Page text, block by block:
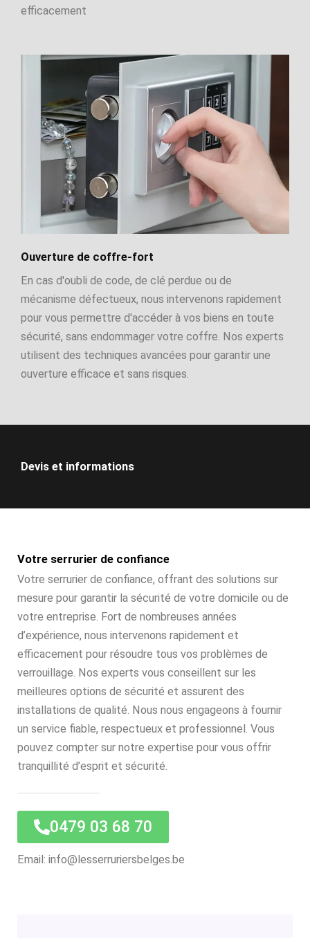
efficacement
Ouverture de coffre-fort
En cas d'oubli de code, de clé perdue ou de
mécanisme défectueux, nous intervenons rapidement
pour vous permettre d'accéder à vos biens en toute
sécurité, sans endommager votre coffre. Nos experts
utilisent des techniques avancées pour garantir une
ouverture efficace et sans risques.
Devis et informations
Votre serrurier de confiance
Votre serrurier de confiance, offrant des solutions sur
mesure pour garantir la sécurité de votre domicile ou de
votre entreprise. Fort de nombreuses années
d’expérience, nous intervenons rapidement et
efficacement pour résoudre tous vos problèmes de
verrouillage. Nos experts vous conseillent sur les
meilleures options de sécurité et assurent des
installations de qualité. Nous nous engageons à fournir
un service fiable, respectueux et professionnel. Vous
pouvez compter sur notre expertise pour vous offrir
tranquillité d’esprit et sécurité.
0479 03 68 70
Email: info@lesserruriersbelges.be